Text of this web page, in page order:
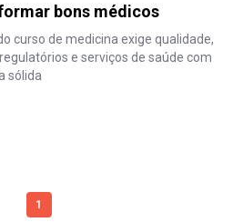
bons médicos
curso de medicina exige qualidade,
e serviços de saúde com
sólida
1